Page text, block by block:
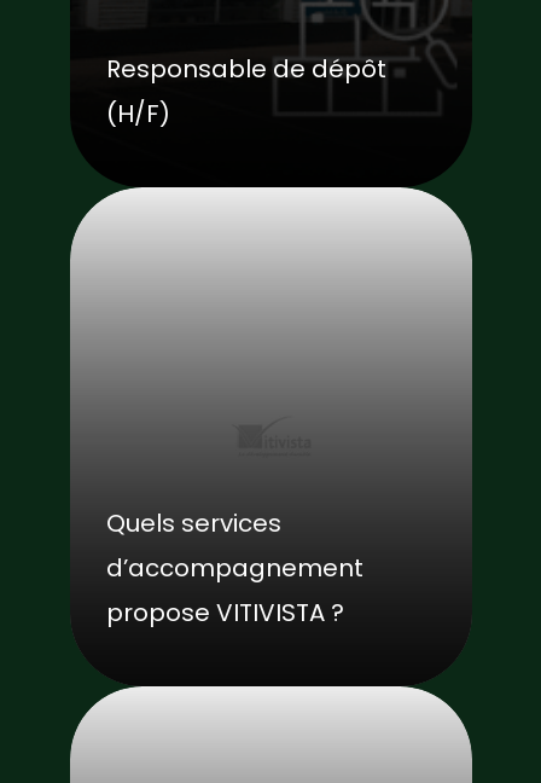
Responsable de dépôt
(H/F)
Quels services
d’accompagnement
propose VITIVISTA ?